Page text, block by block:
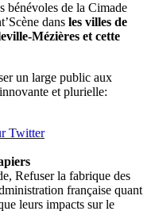
bénévoles de la Cimade
dans les villes de
Mézières et cette
un large public aux
et plurielle:
Refuser la fabrique des
française quant
leurs impacts sur le